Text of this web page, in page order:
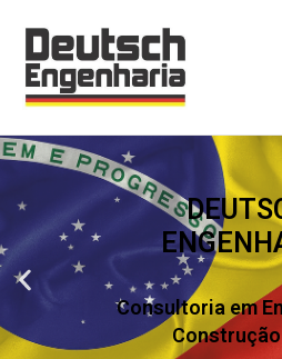
Consultoria em